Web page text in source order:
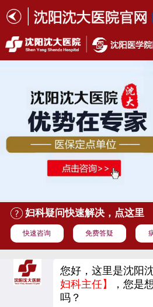
妇科疑问快速解决，点这里
快速咨询 免费答疑
您好，这里是沈阳
妇科主任】
，您是
吗？